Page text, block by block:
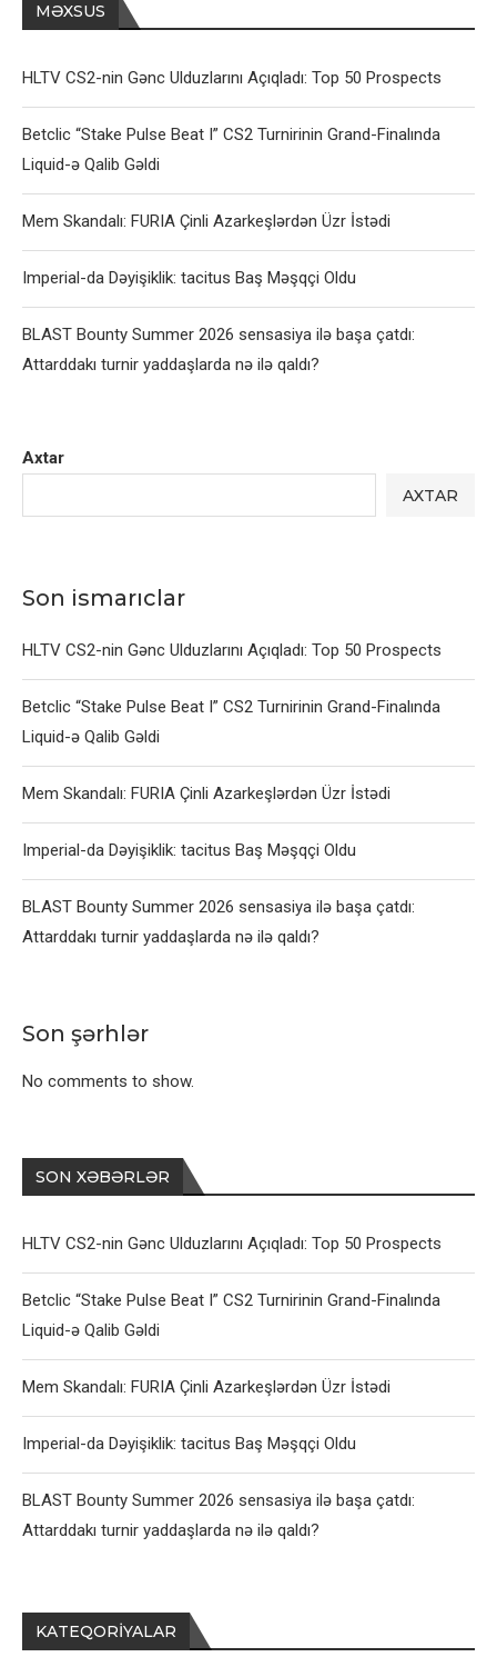
Axtar
AXTAR
Son ismarıclar
HLTV CS2-nin Gənc Ulduzlarını Açıqladı: Top 50 Prospects
Betclic “Stake Pulse Beat I” CS2 Turnirinin Grand-Finalında
Liquid-ə Qalib Gəldi
Mem Skandalı: FURIA Çinli Azarkeşlərdən Üzr İstədi
Imperial-da Dəyişiklik: tacitus Baş Məşqçi Oldu
BLAST Bounty Summer 2026 sensasiya ilə başa çatdı:
Attarddakı turnir yaddaşlarda nə ilə qaldı?
Son şərhlər
No comments to show.
SON XƏBƏRLƏR
HLTV CS2-nin Gənc Ulduzlarını Açıqladı: Top 50 Prospects
Betclic “Stake Pulse Beat I” CS2 Turnirinin Grand-Finalında
Liquid-ə Qalib Gəldi
Mem Skandalı: FURIA Çinli Azarkeşlərdən Üzr İstədi
Imperial-da Dəyişiklik: tacitus Baş Məşqçi Oldu
BLAST Bounty Summer 2026 sensasiya ilə başa çatdı:
Attarddakı turnir yaddaşlarda nə ilə qaldı?
KATEQORIYALAR
MƏXSUS
HLTV CS2-nin Gənc Ulduzlarını Açıqladı: Top 50 Prospects
Betclic “Stake Pulse Beat I” CS2 Turnirinin Grand-Finalında
Liquid-ə Qalib Gəldi
Mem Skandalı: FURIA Çinli Azarkeşlərdən Üzr İstədi
Imperial-da Dəyişiklik: tacitus Baş Məşqçi Oldu
BLAST Bounty Summer 2026 sensasiya ilə başa çatdı:
Attarddakı turnir yaddaşlarda nə ilə qaldı?